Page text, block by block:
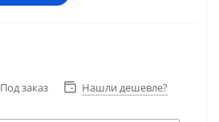
Под заказ Нашли дешевле?